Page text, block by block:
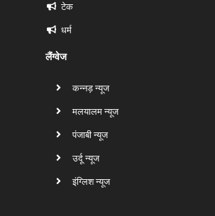
टेक
धर्म
लैंग्वेज
कन्नड़ न्यूज
मलयालम न्यूज
पंजाबी न्यूज
उर्दू न्यूज
इंग्लिश न्यूज